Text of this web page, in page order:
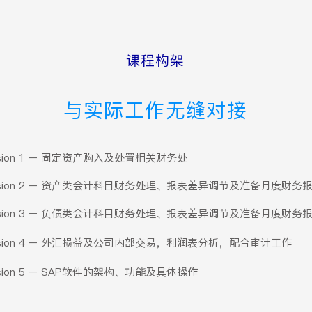
课程构架
与实际工作无缝对接
1 – 固定资产购入及处置相关财务处
2 – 资产类会计科目财务处理、报表差异调节及准备月度财务
3 – 负债类会计科目财务处理、报表差异调节及准备月度财务
4 – 外汇损益及公司内部交易，利润表分析，配合审计工作
5 – SAP软件的架构、功能及具体操作